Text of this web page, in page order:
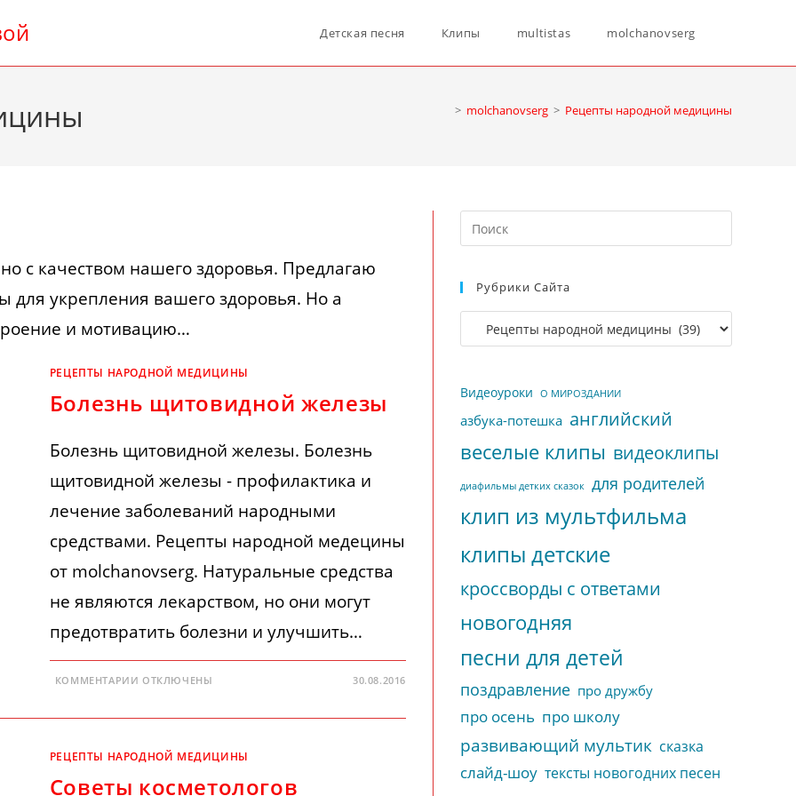
Детская песня Клипы multistas molchanovserg
> molchanovserg > Рецепты народной медицины
с качеством нашего здоровья. Предлагаю
укрепления вашего здоровья. Но а
и мотивацию…
РЕЦЕПТЫ НАРОДНОЙ МЕДИЦИНЫ
Болезнь щитовидной железы
Болезнь щитовидной железы. Болезнь
щитовидной железы - профилактика и
лечение заболеваний народными
средствами. Рецепты народной медецины
от molchanovserg. Натуральные средства
не являются лекарством, но они могут
предотвратить болезни и улучшить…
КОММЕНТАРИИ К
ЩИТОВИДНОЙ
ОТКЛЮЧЕНЫ 30.08.2016
РЕЦЕПТЫ НАРОДНОЙ МЕДИЦИНЫ
Советы косметологов
клавишу
закрыть
Рубрики Сайта
Рубрики
сайта
Видеоуроки О МИРОЗДАНИИ
азбука-потешка английский
веселые клипы видеоклипы
диафильмы детких сказок для родителей
клип из мультфильма
клипы детские
кроссворды с ответами
новогодняя
песни для детей
поздравление про дружбу
про осень про школу
развивающий мультик сказка
слайд-шоу тексты новогодних песен